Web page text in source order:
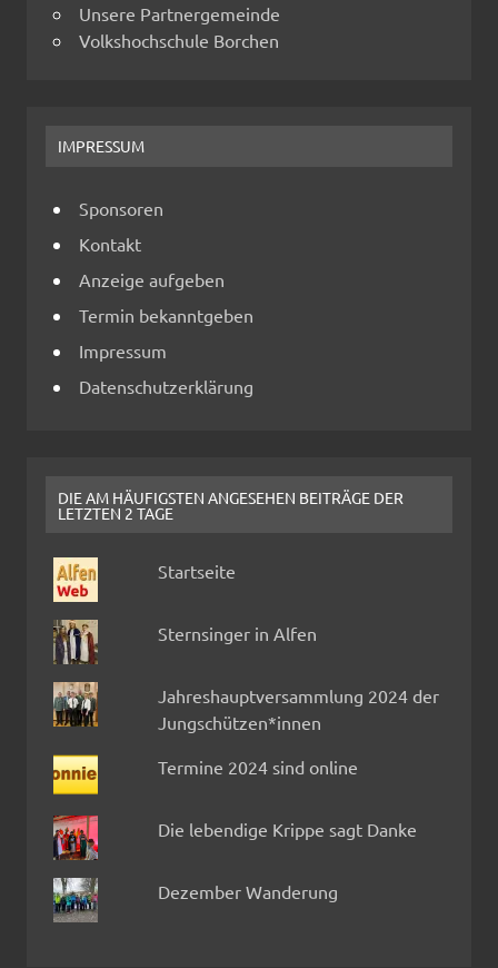
Unsere Partnergemeinde
Volkshochschule Borchen
IMPRESSUM
Sponsoren
Kontakt
Anzeige aufgeben
Termin bekanntgeben
Impressum
Datenschutzerklärung
DIE AM HÄUFIGSTEN ANGESEHEN BEITRÄGE DER
LETZTEN 2 TAGE
Startseite
Sternsinger in Alfen
Jahreshauptversammlung 2024 der
Jungschützen*innen
Termine 2024 sind online
Die lebendige Krippe sagt Danke
Dezember Wanderung